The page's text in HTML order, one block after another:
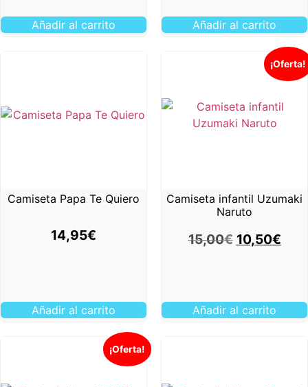
Añadir al carrito Añadir al carrito
Camiseta Papa Te Quiero
14,95€
Añadir al carrito
¡Oferta!
Camiseta infantil Uzumaki
Naruto
15,00€ 10,50€
Añadir al carrito
¡Oferta!